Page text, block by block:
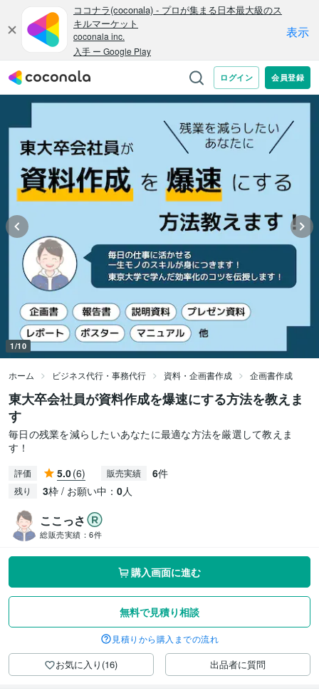
1/10
ホーム ビジネス代行・事務代行 資料・企画書作成 企画書作成
東大卒会社員が資料作成を爆速にする方法を教えま
す
毎日の残業を減らしたいあなたに最適な方法を厳選して教えま
す！
評価 5.0(6) 販売実績 6件
残り 3枠 / お願い中： 0人
ここっさ
総販売実績： 6件
購入画面に進む
無料で見積り相談
見積りから購入までの流れ
お気に入り(16) 出品者に質問